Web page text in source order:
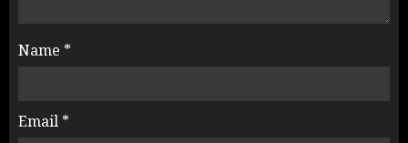
Name *
Email *